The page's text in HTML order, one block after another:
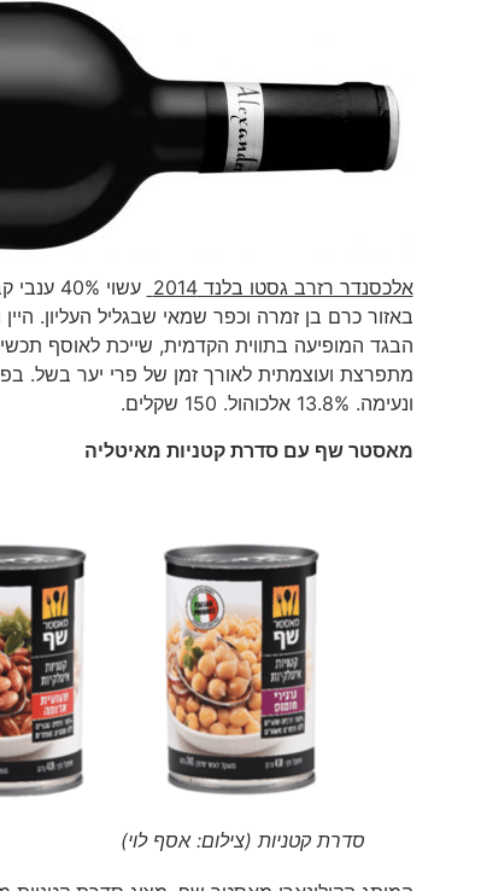
אלכסנדר רזרב גסטו בלנד 2014
הבגד המופיעה בתווית הקדמית, שייכת לאוסף
מתפרצת ועוצמתית לאורך זמן של פרי יער בשל.
ונעימה. 13.8% אלכוהול. 150 שקלים.
מאסטר שף עם סדרת קטניות מאיטליה
סדרת קטניות (צילום: אסף לוי)